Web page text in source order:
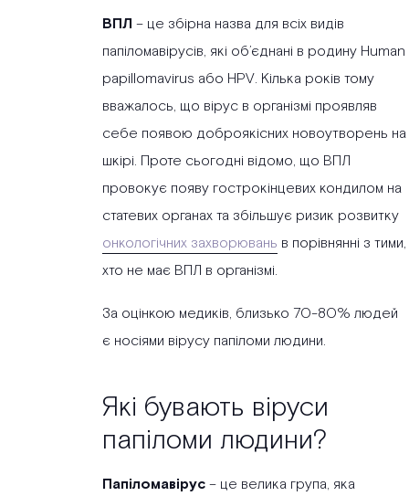
ВПЛ – це збірна назва для всіх видів
папіломавірусів, які об’єднані в родину Human
papillomavirus або HPV. Кілька років тому
вважалось, що вірус в організмі проявляв
себе появою доброякісних новоутворень на
шкірі. Проте сьогодні відомо, що ВПЛ
провокує появу гострокінцевих кондилом на
статевих органах та збільшує ризик розвитку
онкологічних захворювань в порівнянні з тими,
хто не має ВПЛ в організмі.
За оцінкою медиків, близько 70-80% людей
є носіями вірусу папіломи людини.
Які бувають віруси
папіломи людини?
Папіломавірус– це велика група, яка